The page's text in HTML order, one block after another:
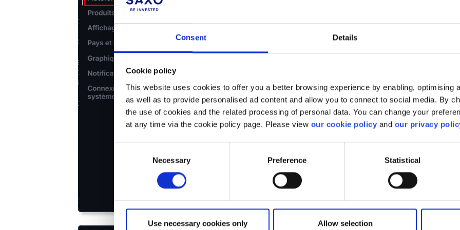
Consent Details
Cookie policy
This website uses cookies to offer you a better browsing experience by enabling, optimising
as well as to provide personalised ad content and allow you to connect to social media. By
the use of cookies and the related processing of personal data. You can change your
at any time via the cookie policy page. Please view our cookie policy and our privacy
Necessary Preference Statistical
Use necessary cookies only Allow selection